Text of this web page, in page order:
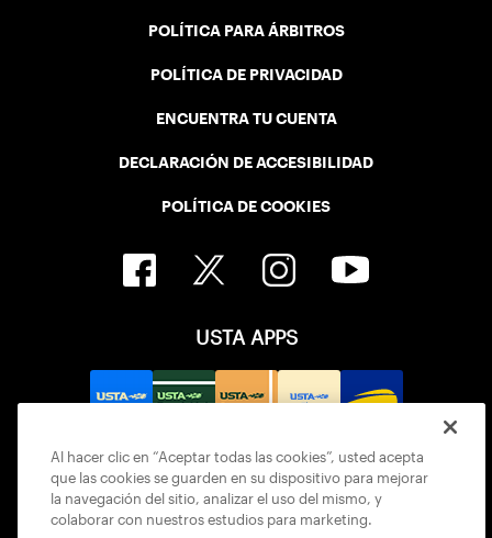
POLÍTICA PARA ÁRBITROS
POLÍTICA DE PRIVACIDAD
ENCUENTRA TU CUENTA
DECLARACIÓN DE ACCESIBILIDAD
POLÍTICA DE COOKIES
USTA APPS
Al hacer clic en “Aceptar todas las cookies”, usted acepta
que las cookies se guarden en su dispositivo para mejorar
la navegación del sitio, analizar el uso del mismo, y
colaborar con nuestros estudios para marketing.